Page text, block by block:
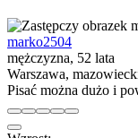
marko2504
mężczyzna, 52 lata
Warszawa,
Pisać można dużo i